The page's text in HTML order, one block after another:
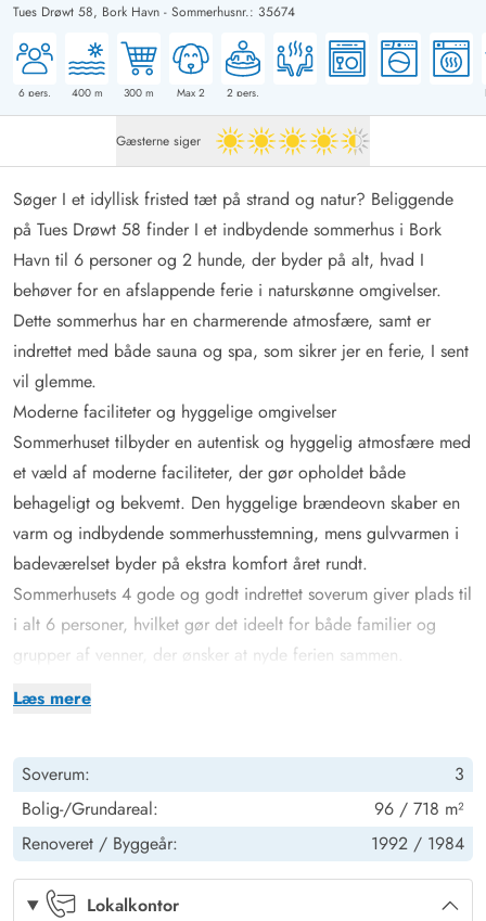
Tues Drøwt 58, Bork Havn - Sommerhusnr.: 35674
6 pers. 400m 300 m Max 2 2 pers.
Gæsterne siger 4.5 ud af 5
Læs mere
Søger I et idyllisk fristed tæt på strand og natur? Beliggende
på Tues Drøwt 58 finder I et indbydende sommerhus i Bork
Havn til 6 personer og 2 hunde, der byder på alt, hvad I
behøver for en afslappende ferie i naturskønne omgivelser.
Dette sommerhus har en charmerende atmosfære, samt er
indrettet med både sauna og spa, som sikrer jer en ferie, I sent
vil glemme.
Moderne faciliteter og hyggelige omgivelser
Sommerhuset tilbyder en autentisk og hyggelig atmosfære med
et væld af moderne faciliteter, der gør opholdet både
behageligt og bekvemt. Den hyggelige brændeovn skaber en
varm og indbydende sommerhusstemning, mens gulvvarmen i
badeværelset byder på ekstra komfort året rundt.
Sommerhusets 4 gode og godt indrettet soverum giver plads til
i alt 6 personer, hvilket gør det ideelt for både familier og
grupper af venner, der ønsker at nyde ferien sammen.
Her er både egen vaskemaskine og tørretumbler, så de
Bork Havn. En energibesparende luft-til-luft varmepumpe sørger
for, at temperaturen holdes behagelig uanset årstiden, og med
en opvaskemaskine til rådighed behøver I ikke bekymre jer om
opvasken efter måltiderne.
Afslapning og selvforkælelse på Tues Drøwt 58
Soverum:
3
Bolig-/Grundareal:
96 / 718 m²
Renoveret / Byggeår: 1992 / 1984
Lokalkontor